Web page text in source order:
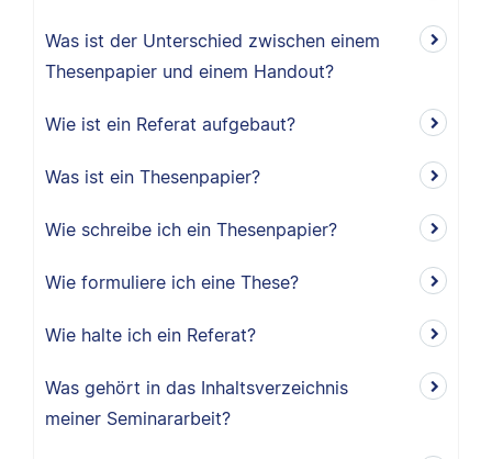
Was ist der Unterschied zwischen einem
Thesenpapier und einem Handout?
Wie ist ein Referat aufgebaut?
Was ist ein Thesenpapier?
Wie schreibe ich ein Thesenpapier?
Wie formuliere ich eine These?
Wie halte ich ein Referat?
Was gehört in das Inhaltsverzeichnis
meiner Seminararbeit?